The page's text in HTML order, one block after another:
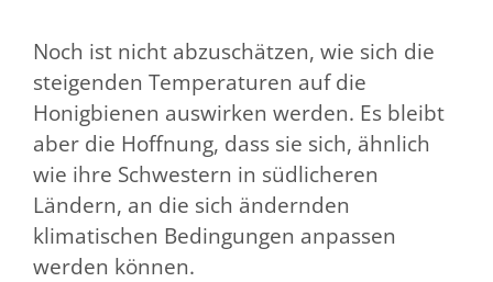
Noch ist nicht abzuschätzen, wie sich die
steigenden Temperaturen auf die
Honigbienen auswirken werden. Es bleibt
aber die Hoffnung, dass sie sich, ähnlich
wie ihre Schwestern in südlicheren
Ländern, an die sich ändernden
klimatischen Bedingungen anpassen
werden können.